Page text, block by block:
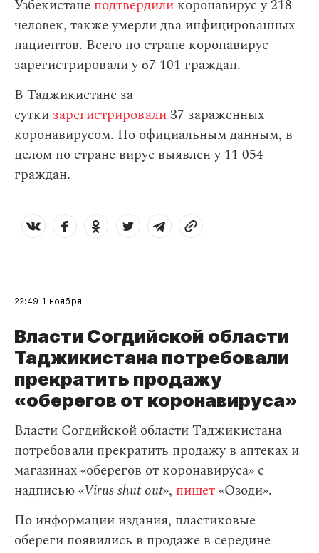
Узбекистане подтвердили коронавирус у 218
человек, также умерли два инфицированных
пациентов. Всего по стране коронавирус
зарегистрировали у 67 101 граждан.
В Таджикистане за
сутки зарегистрировали37 зараженных
коронавирусом. По официальным данным, в
целом по стране вирус выявлен у 11 054
граждан.
22:49 1 ноября
Власти Согдийской области
Таджикистана потребовали
прекратить продажу
«оберегов от коронавируса»
Власти Согдийской области Таджикистана
потребовали прекратить продажу в аптеках и
магазинах «оберегов от коронавируса» с
надписью «Virus shut out», пишет«Озоди».
По информации издания, пластиковые
обереги появились в продаже в середине